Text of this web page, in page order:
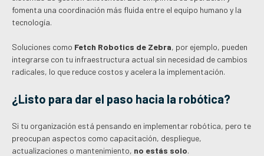
fomenta una coordinación más fluida entre el equipo humano y la
tecnología.
Soluciones como Fetch Robotics de Zebra, por ejemplo, pueden
integrarse con tu infraestructura actual sin necesidad de cambios
radicales, lo que reduce costos y acelera la implementación.
¿Listo para dar el paso hacia la robótica?
Si tu organización está pensando en implementar robótica, pero te
preocupan aspectos como capacitación, despliegue,
actualizaciones o mantenimiento, no estás solo.